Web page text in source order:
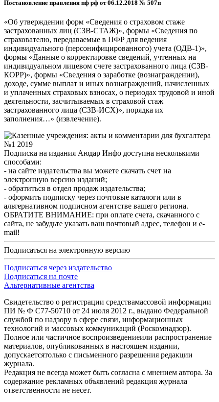
Постановление правления пф рф от 06.12.2018 № 507п
«Об утверждении форм «Сведения о страховом стаже
застрахованных лиц (СЗВ-СТАЖ)», формы «Сведения по
страхователю, передаваемые в ПФР для ведения
индивидуального (персонифицированного) учета (ОДВ-1)»,
формы «Данные о корректировке сведений, учтенных на
индивидуальном лицевом счете застрахованного лица (СЗВ-
КОРР)», формы «Сведения о заработке (вознаграждении),
доходе, сумме выплат и иных вознаграждений, начисленных
и уплаченных страховых взносах, о периодах трудовой и иной
деятельности, засчитываемых в страховой стаж
застрахованного лица (СЗВ-ИСХ)», порядка их
заполнения…» (извлечение).
Подписка на издания Аюдар Инфо доступна несколькими
способами:
- на сайте издательства вы можете скачать счет на
электронную версию изданий;
- обратиться в отдел продаж издательства;
- оформить подписку через почтовые каталоги или в
альтернативном подписном агентстве вашего региона.
ОБРАТИТЕ ВНИМАНИЕ: при оплате счета, скачанного с
сайта, не забудьте указать ваш почтовый адрес, телефон и e-
mail!
Подписаться на электронную версию
Подписаться через издательство
Подписаться на почте
Альтернативные агентства
Свидетельство о регистрации средствамассовой информации
ПИ № Ф С77-50710 от 24 июля 2012 г., выдано Федеральной
службой по надзору в сфере связи, информационных
технологий и массовых коммуникаций (Роскомнадзор).
Полное или частичное воспроизведениеили распространение
материалов, опубликованных в настоящем издании,
допускаетсятолько с письменного разрешения редакции
журнала.
Редакция не всегда может быть согласна с мнением автора. За
содержание рекламных объявлений редакция журнала
ответственности не несет.